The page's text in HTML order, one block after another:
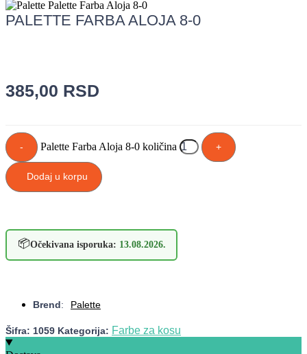
PALETTE FARBA ALOJA 8-0
385,00 RSD
- Palette Farba Aloja 8-0 količina +
Dodaj u korpu
📦Očekivana isporuka: 13.08.2026.
Brend: Palette
Šifra: 1059 Kategorija: Farbe za kosu